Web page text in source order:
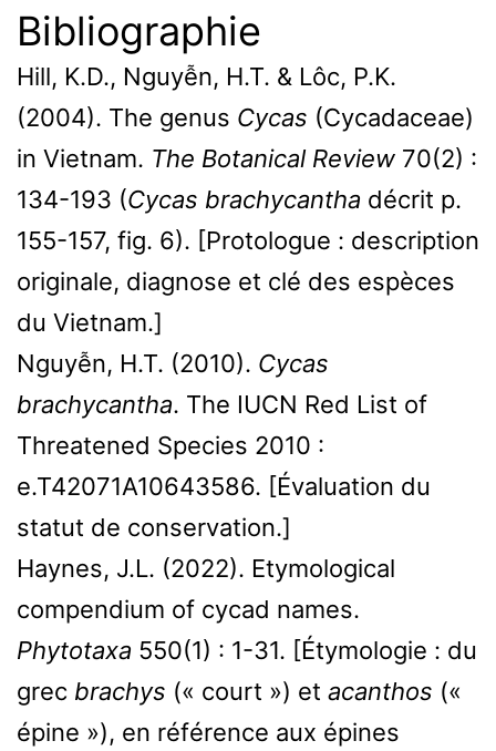
Bibliographie
Hill, K.D., Nguyễn, H.T. & Lôc, P.K.
(2004). The genus Cycas (Cycadaceae)
in Vietnam. The Botanical Review 70(2) :
134-193 (Cycas brachycantha décrit p.
155-157, fig. 6). [Protologue : description
originale, diagnose et clé des espèces
du Vietnam.]
Nguyễn, H.T. (2010). Cycas
brachycantha. The IUCN Red List of
Threatened Species 2010 :
e.T42071A10643586. [Évaluation du
statut de conservation.]
Haynes, J.L. (2022). Etymological
compendium of cycad names.
Phytotaxa 550(1) : 1-31. [Étymologie : du
grec brachys (« court ») et acanthos («
épine »), en référence aux épines